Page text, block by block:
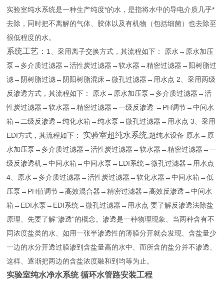
实验室纯水系统是一种生产纯度*的水，是指将水中的导电介质几乎*
去除，同时把不离解的气体、胶体以及有机物（包括细菌）也去除至
很低程度的水。
系统工艺： 1、采用离子交换方式，其流程如下： 原水→原水加压
泵→多介质过滤器→活性炭过滤器→软水器→精密过滤器→阳树脂过
滤→阴树脂过滤→阴阳树脂混床→微孔过滤器→用水点 2、采用两级
反渗透方式，其流程如下： 原水→原水加压泵→多介质过滤器→活
性炭过滤器→软水器→精密过滤器→一级反渗透 →PH调节→中间水
箱→二级反渗透→纯化水箱→纯水泵→微孔过滤器→用水点 3、采用
EDI方式，其流程如下： 实验室超纯水系统 ,超纯水设备 原水→原
水加压泵→多介质过滤器→活性炭过滤器→软水器→精密过滤器→一
级反渗透机→中间水箱→中间水泵→EDI系统→微孔过滤器→用水点
4、原水→多介质过滤器→活性炭过滤器→软化水器→中间水箱→低
压泵→PH值调节→高效混合器→精密过滤器→高效反渗透→中间水
箱→EDI水泵→EDI系统→微孔过滤器→用水点 要了解反渗透法除盐
原理、先要了解“渗透"的概念。渗透是一种物理现象、当两种含有不
同浓度盐类的水、如用一张半渗透性的薄膜分开就会发现、含盐量少
一边的水分开透过膜渗到含盐量高的水中、而所含的盐分并不渗透、
这样、逐渐把两边的含盐浓度融和到均等为止。
实验室纯水净水系统 循环水管路安装工程